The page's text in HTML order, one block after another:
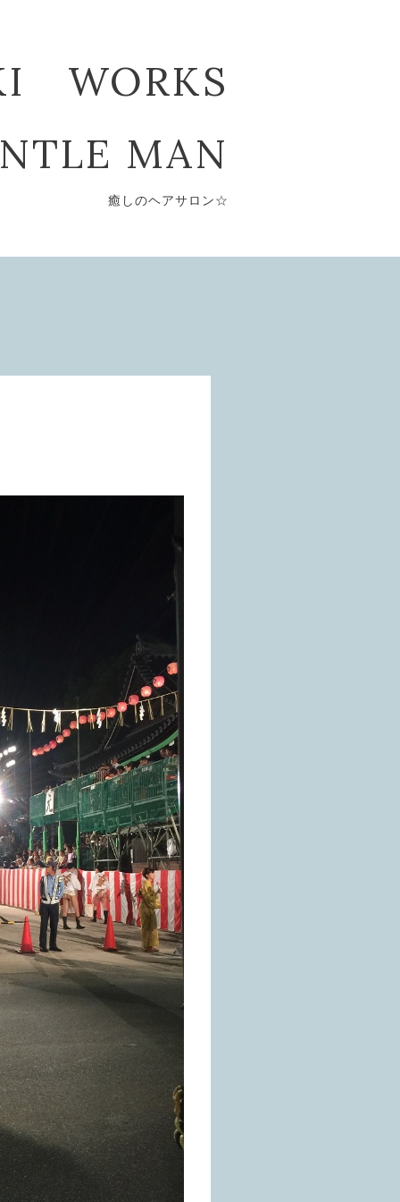
WORKS
MAN
癒しのヘアサロン☆